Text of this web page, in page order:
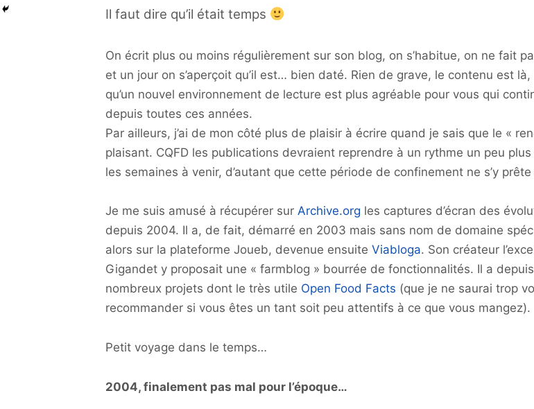
Il faut dire qu’il était temps
On écrit plus ou moins régulièrement sur son blog, on s’habitue, on ne fait
et un jour on s’aperçoit qu’il est… bien daté. Rien de grave, le contenu est là,
qu’un nouvel environnement de lecture est plus agréable pour vous qui
depuis toutes ces années.
Par ailleurs, j’ai de mon côté plus de plaisir à écrire quand je sais que le «
plaisant. CQFD les publications devraient reprendre à un rythme un peu
les semaines à venir, d’autant que cette période de confinement ne s’y
Je me suis amusé à récupérer sur Archive.org les captures d’écran des
depuis 2004. Il a, de fait, démarré en 2003 mais sans nom de domaine
alors sur la plateforme Joueb, devenue ensuite Viabloga. Son créateur
Gigandet y proposait une « farmblog » bourrée de fonctionnalités. Il a
nombreux projets dont le très utile Open Food Facts (que je ne saurai trop
recommander si vous êtes un tant soit peu attentifs à ce que vous mangez).
Petit voyage dans le temps…
2004, finalement pas mal pour l’époque…